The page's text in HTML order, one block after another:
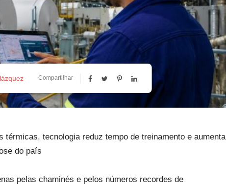
Compartilhar
tecnologia reduz tempo de treinamento e aumenta
do país
pelas chaminés e pelos números recordes de